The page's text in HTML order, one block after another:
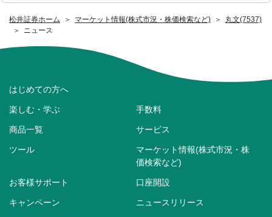
松井証券ホーム マーケット情報(株式市況・株価検索など)
丸文(7537)
ニュース
はじめての方へ
楽しむ・学ぶ 手数料
商品一覧 サービス
ツール
マーケット情報(株式市況・株
価検索など)
お客様サポート 口座開設
キャンペーン ニュースリリース